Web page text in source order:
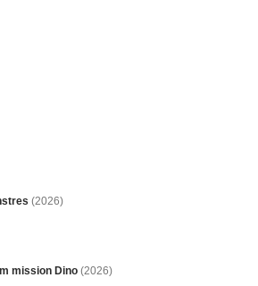
(2026)
mission Dino (2026)